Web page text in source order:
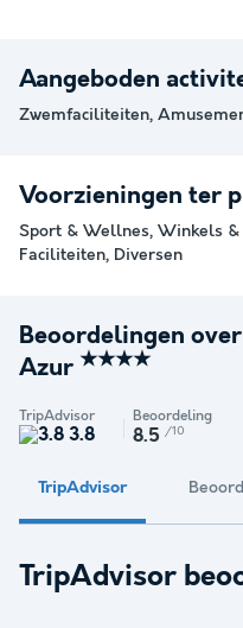
Aangeboden
Zwemfaciliteiten,
Voorzieningen ter
Sport & Wellnes, Winkels &
Faciliteiten, Diversen
Beoordelingen
Azur ★★★★
TripAdvisor
3.8
Beoordeling
8.5 /10
TripAdvisor
TripAdvisor